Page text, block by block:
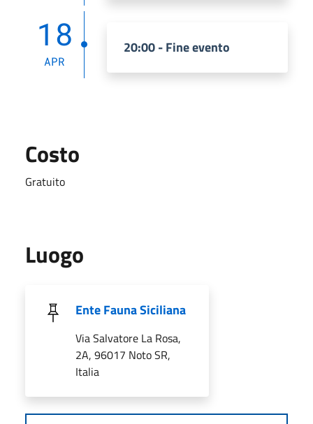
18
APR
20:00 - Fine evento
Costo
Gratuito
Luogo
Ente Fauna Siciliana
Via Salvatore La Rosa,
2A, 96017 Noto SR,
Italia